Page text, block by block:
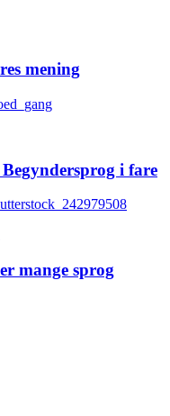
mening
i fare
mange sprog